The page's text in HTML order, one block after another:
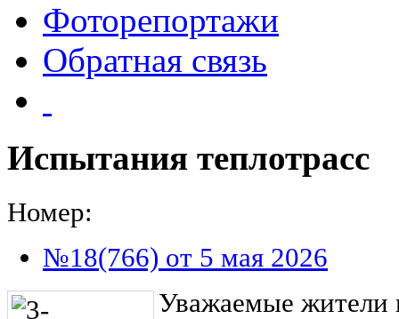
Фоторепортажи
Обратная связь
Испытания теплотрасс
Номер:
№18(766) от 5 мая 2026
Уважаемые жители